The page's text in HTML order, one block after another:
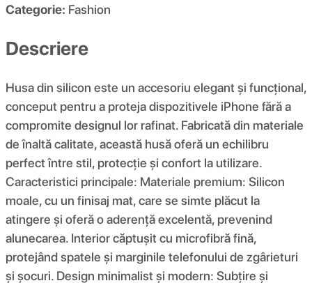
Categorie: Fashion
Descriere
Husa din silicon este un accesoriu elegant și funcțional,
conceput pentru a proteja dispozitivele iPhone fără a
compromite designul lor rafinat. Fabricată din materiale
de înaltă calitate, această husă oferă un echilibru
perfect între stil, protecție și confort la utilizare.
Caracteristici principale: Materiale premium: Silicon
moale, cu un finisaj mat, care se simte plăcut la
atingere și oferă o aderență excelentă, prevenind
alunecarea. Interior căptușit cu microfibră fină,
protejând spatele și marginile telefonului de zgârieturi
și șocuri. Design minimalist și modern: Subțire și